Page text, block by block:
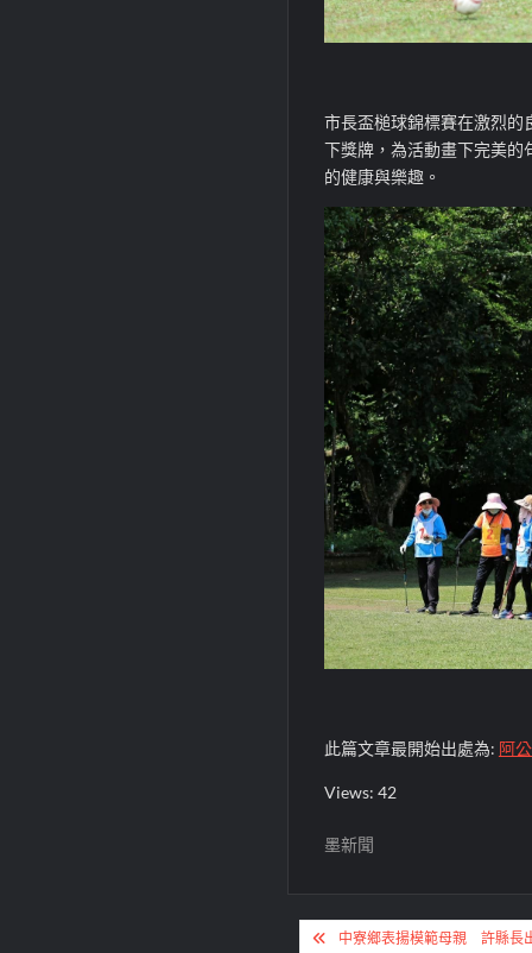
市長盃槌球錦標賽在激烈的
下獎牌，為活動畫下完美的
的健康與樂趣。
此篇文章最開始出處為: 阿
Views: 42
墨新聞
文 中寮鄉表揚模範母親 許縣長